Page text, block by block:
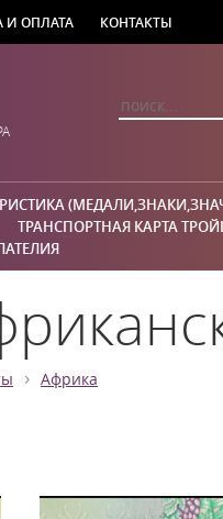
И ОПЛАТА КОНТАКТЫ
ТРАНСПОРТНАЯ КАРТА
› Африка